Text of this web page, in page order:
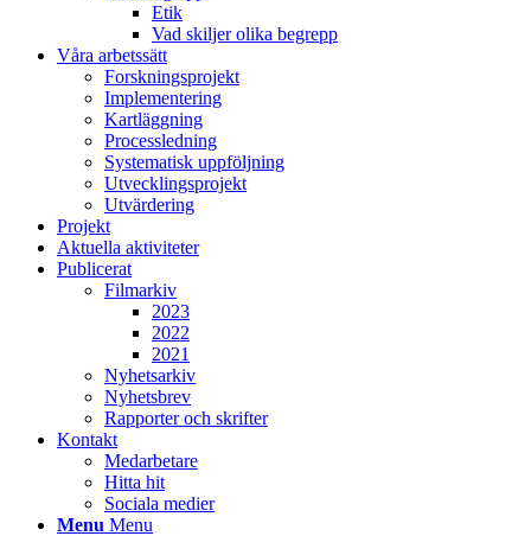
Etik
Vad skiljer olika begrepp
Våra arbetssätt
Forskningsprojekt
Implementering
Kartläggning
Processledning
Systematisk uppföljning
Utvecklingsprojekt
Utvärdering
Projekt
Aktuella aktiviteter
Publicerat
Filmarkiv
2023
2022
2021
Nyhetsarkiv
Nyhetsbrev
Rapporter och skrifter
Kontakt
Medarbetare
Hitta hit
Sociala medier
Menu Menu